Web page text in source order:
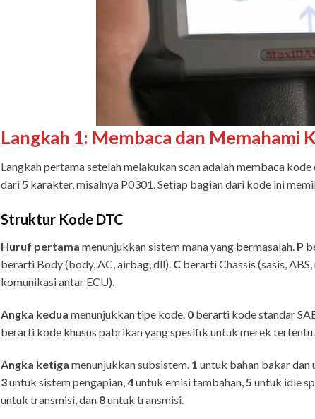
Langkah 1: Membaca dan Memahami
Langkah pertama setelah melakukan scan adalah membaca
dari 5 karakter, misalnya P0301. Setiap bagian dari kode ini
Struktur Kode DTC
Huruf pertama menunjukkan sistem mana yang bermasalah. P
berarti Body (body, AC, airbag, dll). Cberarti Chassis (sasis,
komunikasi antar ECU).
Angka kedua menunjukkan tipe kode. 0berarti kode standar
berarti kode khusus pabrikan yang spesifik untuk merek tertentu.
Angka ketiga menunjukkan subsistem. 1 untuk bahan bakar dan
3untuk sistem pengapian, 4untuk emisi tambahan, 5 untuk idle
untuk transmisi, dan 8untuk transmisi.